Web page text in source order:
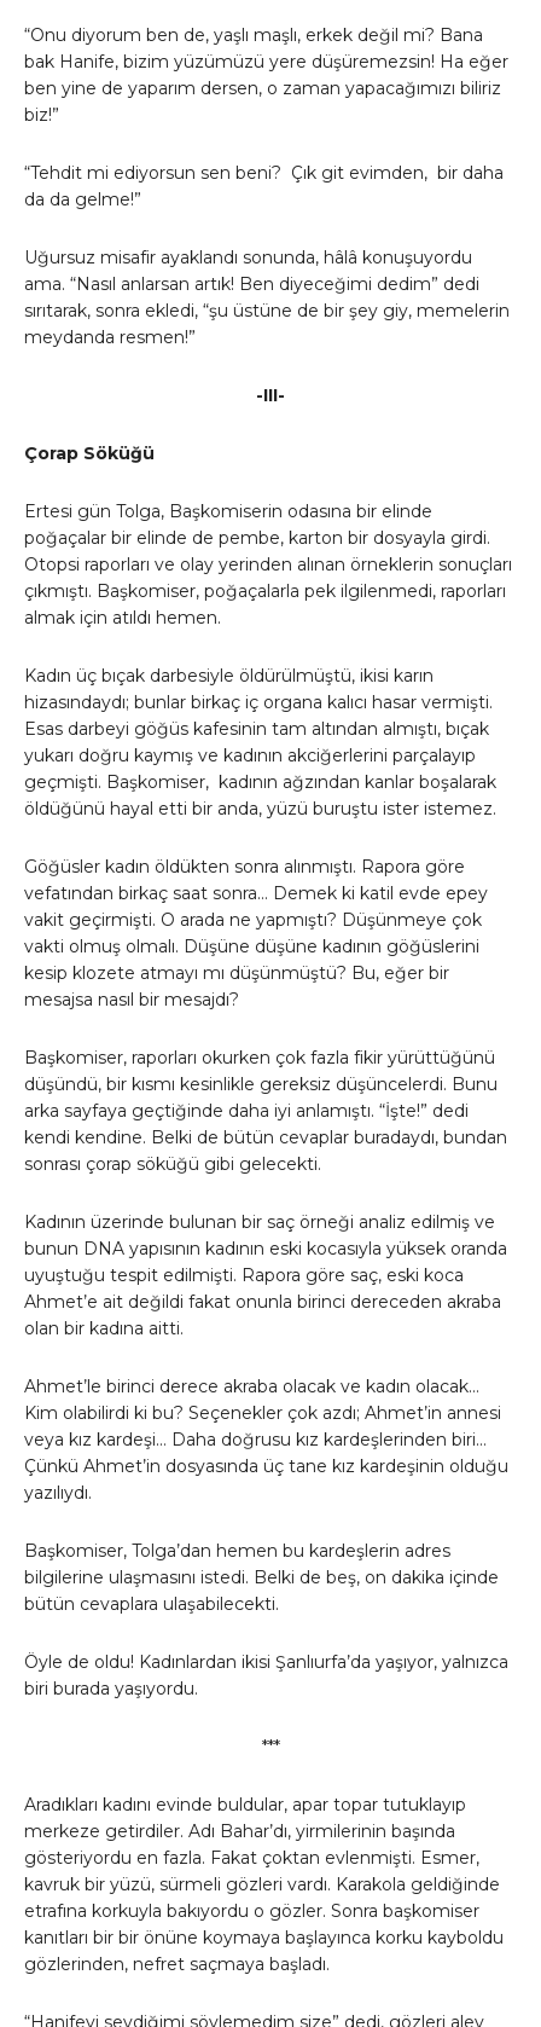
“Onu diyorum ben de, yaşlı maşlı, erkek değil mi? Bana
bak Hanife, bizim yüzümüzü yere düşüremezsin! Ha eğer
ben yine de yaparım dersen, o zaman yapacağımızı biliriz
biz!”
“Tehdit mi ediyorsun sen beni? Çık git evimden, bir daha
da da gelme!”
Uğursuz misafir ayaklandı sonunda, hâlâ konuşuyordu
ama. “Nasıl anlarsan artık! Ben diyeceğimi dedim” dedi
sırıtarak, sonra ekledi, “şu üstüne de bir şey giy, memelerin
meydanda resmen!”
-III-
Çorap Söküğü
Ertesi gün Tolga, Başkomiserin odasına bir elinde
poğaçalar bir elinde de pembe, karton bir dosyayla girdi.
Otopsi raporları ve olay yerinden alınan örneklerin sonuçları
çıkmıştı. Başkomiser, poğaçalarla pek ilgilenmedi, raporları
almak için atıldı hemen.
Kadın üç bıçak darbesiyle öldürülmüştü, ikisi karın
hizasındaydı; bunlar birkaç iç organa kalıcı hasar vermişti.
Esas darbeyi göğüs kafesinin tam altından almıştı, bıçak
yukarı doğru kaymış ve kadının akciğerlerini parçalayıp
geçmişti. Başkomiser, kadının ağzından kanlar boşalarak
öldüğünü hayal etti bir anda, yüzü buruştu ister istemez.
Göğüsler kadın öldükten sonra alınmıştı. Rapora göre
vefatından birkaç saat sonra… Demek ki katil evde epey
vakit geçirmişti. O arada ne yapmıştı? Düşünmeye çok
vakti olmuş olmalı. Düşüne düşüne kadının göğüslerini
kesip klozete atmayı mı düşünmüştü? Bu, eğer bir
mesajsa nasıl bir mesajdı?
Başkomiser, raporları okurken çok fazla fikir yürüttüğünü
düşündü, bir kısmı kesinlikle gereksiz düşüncelerdi. Bunu
arka sayfaya geçtiğinde daha iyi anlamıştı. “İşte!” dedi
kendi kendine. Belki de bütün cevaplar buradaydı, bundan
sonrası çorap söküğü gibi gelecekti.
Kadının üzerinde bulunan bir saç örneği analiz edilmiş ve
bunun DNA yapısının kadının eski kocasıyla yüksek oranda
uyuştuğu tespit edilmişti. Rapora göre saç, eski koca
Ahmet’e ait değildi fakat onunla birinci dereceden akraba
olan bir kadına aitti.
Ahmet’le birinci derece akraba olacak ve kadın olacak…
Kim olabilirdi ki bu? Seçenekler çok azdı; Ahmet’in annesi
veya kız kardeşi… Daha doğrusu kız kardeşlerinden biri…
Çünkü Ahmet’in dosyasında üç tane kız kardeşinin olduğu
yazılıydı.
Başkomiser, Tolga’dan hemen bu kardeşlerin adres
bilgilerine ulaşmasını istedi. Belki de beş, on dakika içinde
bütün cevaplara ulaşabilecekti.
Öyle de oldu! Kadınlardan ikisi Şanlıurfa’da yaşıyor, yalnızca
biri burada yaşıyordu.
***
Aradıkları kadını evinde buldular, apar topar tutuklayıp
merkeze getirdiler. Adı Bahar’dı, yirmilerinin başında
gösteriyordu en fazla. Fakat çoktan evlenmişti. Esmer,
kavruk bir yüzü, sürmeli gözleri vardı. Karakola geldiğinde
etrafına korkuyla bakıyordu o gözler. Sonra başkomiser
kanıtları bir bir önüne koymaya başlayınca korku kayboldu
gözlerinden, nefret saçmaya başladı.
“Hanifeyi sevdiğimi söylemedim size” dedi, gözleri alev